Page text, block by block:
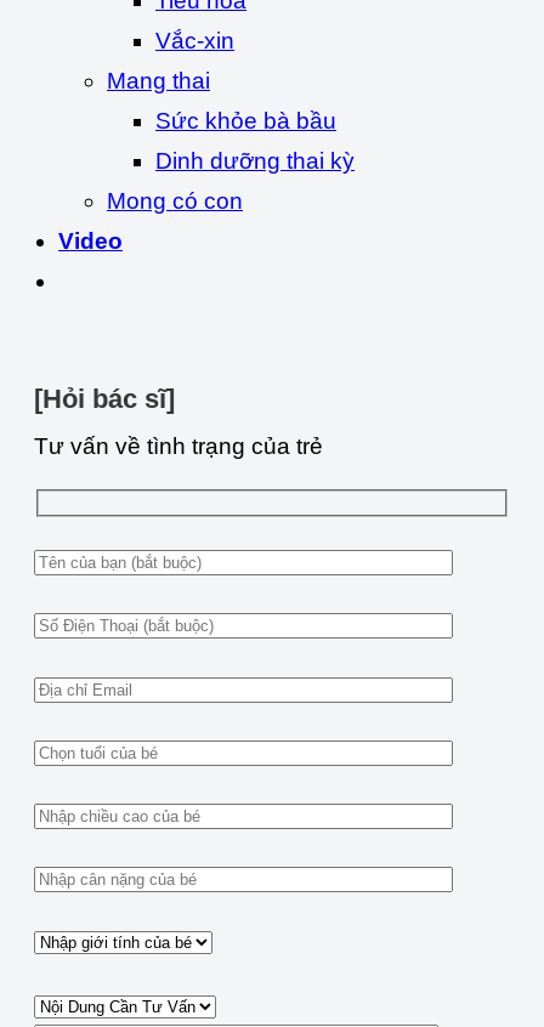
Vắc-xin
Mang thai
Sức khỏe bà bầu
Dinh dưỡng thai kỳ
Mong có con
Video
[Hỏi bác sĩ]
Tư vấn về tình trạng của trẻ